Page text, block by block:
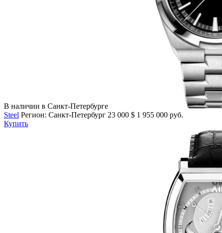
В наличии в Санкт-Петербурге
Steel Регион: Санкт-Петербург 23 000 $ 1 955 000 руб.
Купить